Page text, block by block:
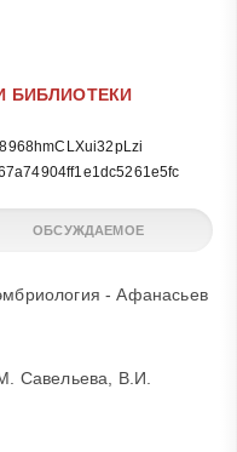
БИБЛИОТЕКИ
ОБСУЖДАЕМОЕ
- Афанасьев
Савельева, В.И.